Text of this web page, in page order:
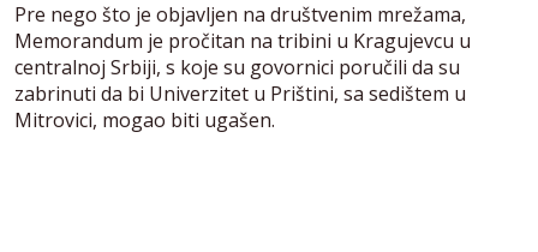
Pre nego što je objavljen na društvenim mrežama,
Memorandum je pročitan na tribini u Kragujevcu u
centralnoj Srbiji, s koje su govornici poručili da su
zabrinuti da bi Univerzitet u Prištini, sa sedištem u
Mitrovici, mogao biti ugašen.